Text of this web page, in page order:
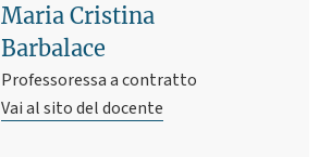
Maria Cristina
Barbalace
Professoressa a contratto
Vai al sito del docente